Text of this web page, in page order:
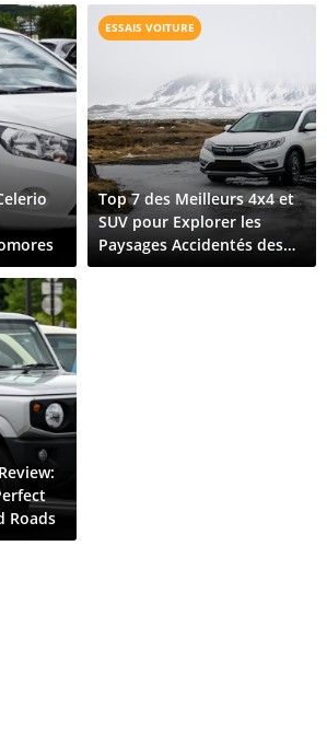
ESSAIS VOITURE
Top 7 des Meilleurs 4x4 et
SUV pour Explorer les
Paysages Accidentés des
Comores
Roads